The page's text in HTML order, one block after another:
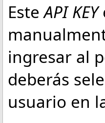
EsteAPI KEY
ingresar al
deberás
usuario en